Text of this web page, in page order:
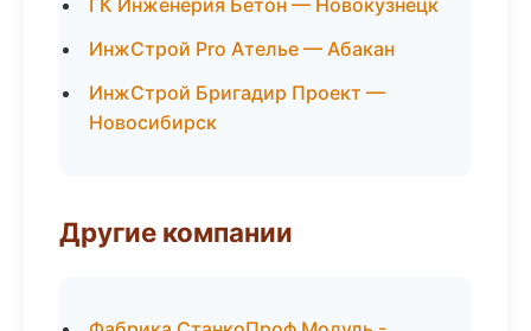
ГК Инженерия Бетон — Новокузнецк
ИнжСтрой Pro Ателье — Абакан
ИнжСтрой Бригадир Проект —
Новосибирск
Другие компании